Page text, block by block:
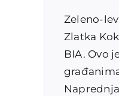
Zeleno-
Zlatka
BIA. Ovo